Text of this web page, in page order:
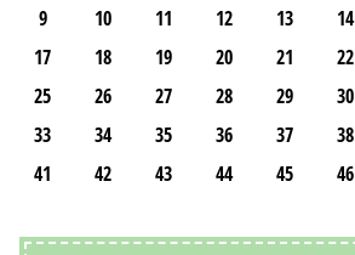
9
10 11 12 13 14
17
18 19 20 21 22
25
26 27 28 29 30
33
34 35 36 37 38
41
42 43 44 45 46